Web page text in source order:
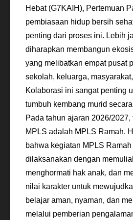
Hebat (G7KAIH), Pertemuan
pembiasaan hidup bersih
penting dari proses ini. Lebih
diharapkan membangun
yang melibatkan empat pusat
sekolah, keluarga,
Kolaborasi ini sangat penting
tumbuh kembang murid
Pada tahun ajaran 2026/2027,
MPLS adalah MPLS Ramah.
bahwa kegiatan MPLS
dilaksanakan dengan
menghormati hak anak, dan
nilai karakter untuk
belajar aman, nyaman, dan
melalui pemberian